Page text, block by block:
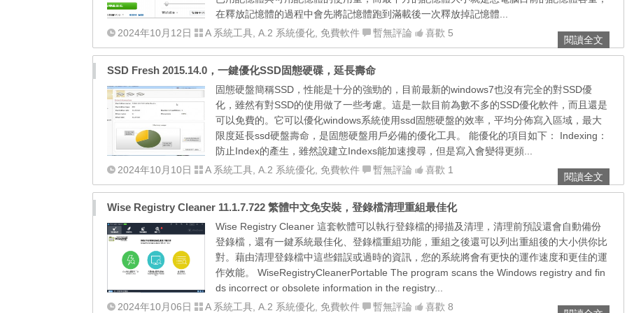
在釋放記憶體的過程中會先將記憶體跑到滿載後一次釋放掉記憶體...
2024年10月12日
A 系統工具 A.2 系統優化 免費軟件 暫無評論 喜歡 5
閱讀全文
SSD Fresh 2015.14.0，一鍵優化SSD固態硬碟，延長壽命
固態硬盤簡稱SSD，性能是十分的強勁的，目前最新的windows7也沒有完全的對SSD優
化，雖然有對SSD的使用做了一些考慮。這是一款目前為數不多的SSD優化軟件，而且還是
可以免費的。它可以優化windows系統使用ssd固態硬盤的效率，平均分佈寫入區域，最大
限度延長ssd硬盤壽命，是固態硬盤用戶必備的優化工具。 能優化的項目如下： Indexing：
防止Index的產生，雖然說建立Indexs能加速搜尋，但是寫入會變得更頻...
2024年10月10日
A 系統工具 A.2 系統優化 免費軟件 暫無評論 喜歡 1
閱讀全文
Wise Registry Cleaner 11.1.7.722 繁體中文免安裝，登錄檔清理重組最佳化
Wise Registry Cleaner 這套軟體可以執行登錄檔的掃描及清理，清理前預設還會自動備份
登錄檔，還有一鍵系統最佳化、登錄檔重組功能，重組之後還可以列出重組後的大小供你比
對。藉由清理登錄檔中這些錯誤或過時的資訊，您的系統將會有更快的運作速度和更佳的運
作效能。 WiseRegistryCleanerPortable The program scans the Windows registry and fin
ds incorrect or obsolete information in the registry...
2024年10月06日
A 系統工具 A.2 系統優化 免費軟件 暫無評論 喜歡 8